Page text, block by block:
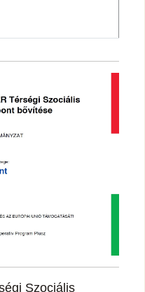
Szociális